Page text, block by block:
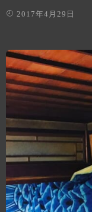
2017年4月29日